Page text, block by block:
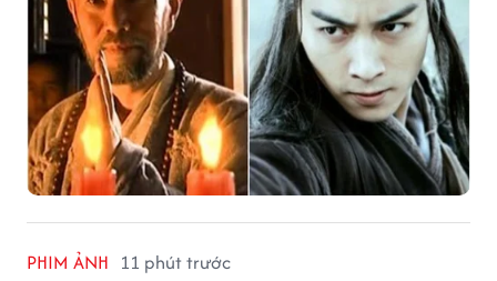
PHIM ẢNH 11 phút trước